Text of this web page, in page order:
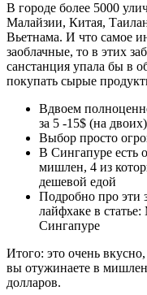
В городе более 5000
Малайзии, Китая,
Вьетнама. И что самое
заоблачные, то в этих
санстанция упала бы в
покупать сырые
Вдвоем
за 5 -15$ (на двоих)
Выбор просто
В Сингапуре есть
мишлен, 4 из
дешевой едой
Подробно про эти
лайфхаке в
Сингапуре
Итого: это очень
вы отужинаете в
долларов.